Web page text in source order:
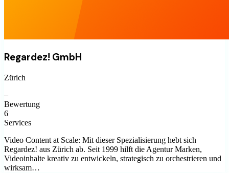
Regardez! GmbH
Zürich
–
Bewertung
6
Services
Video Content at Scale: Mit dieser Spezialisierung hebt sich
Regardez! aus Zürich ab. Seit 1999 hilft die Agentur Marken,
Videoinhalte kreativ zu entwickeln, strategisch zu orchestrieren und
wirksam…